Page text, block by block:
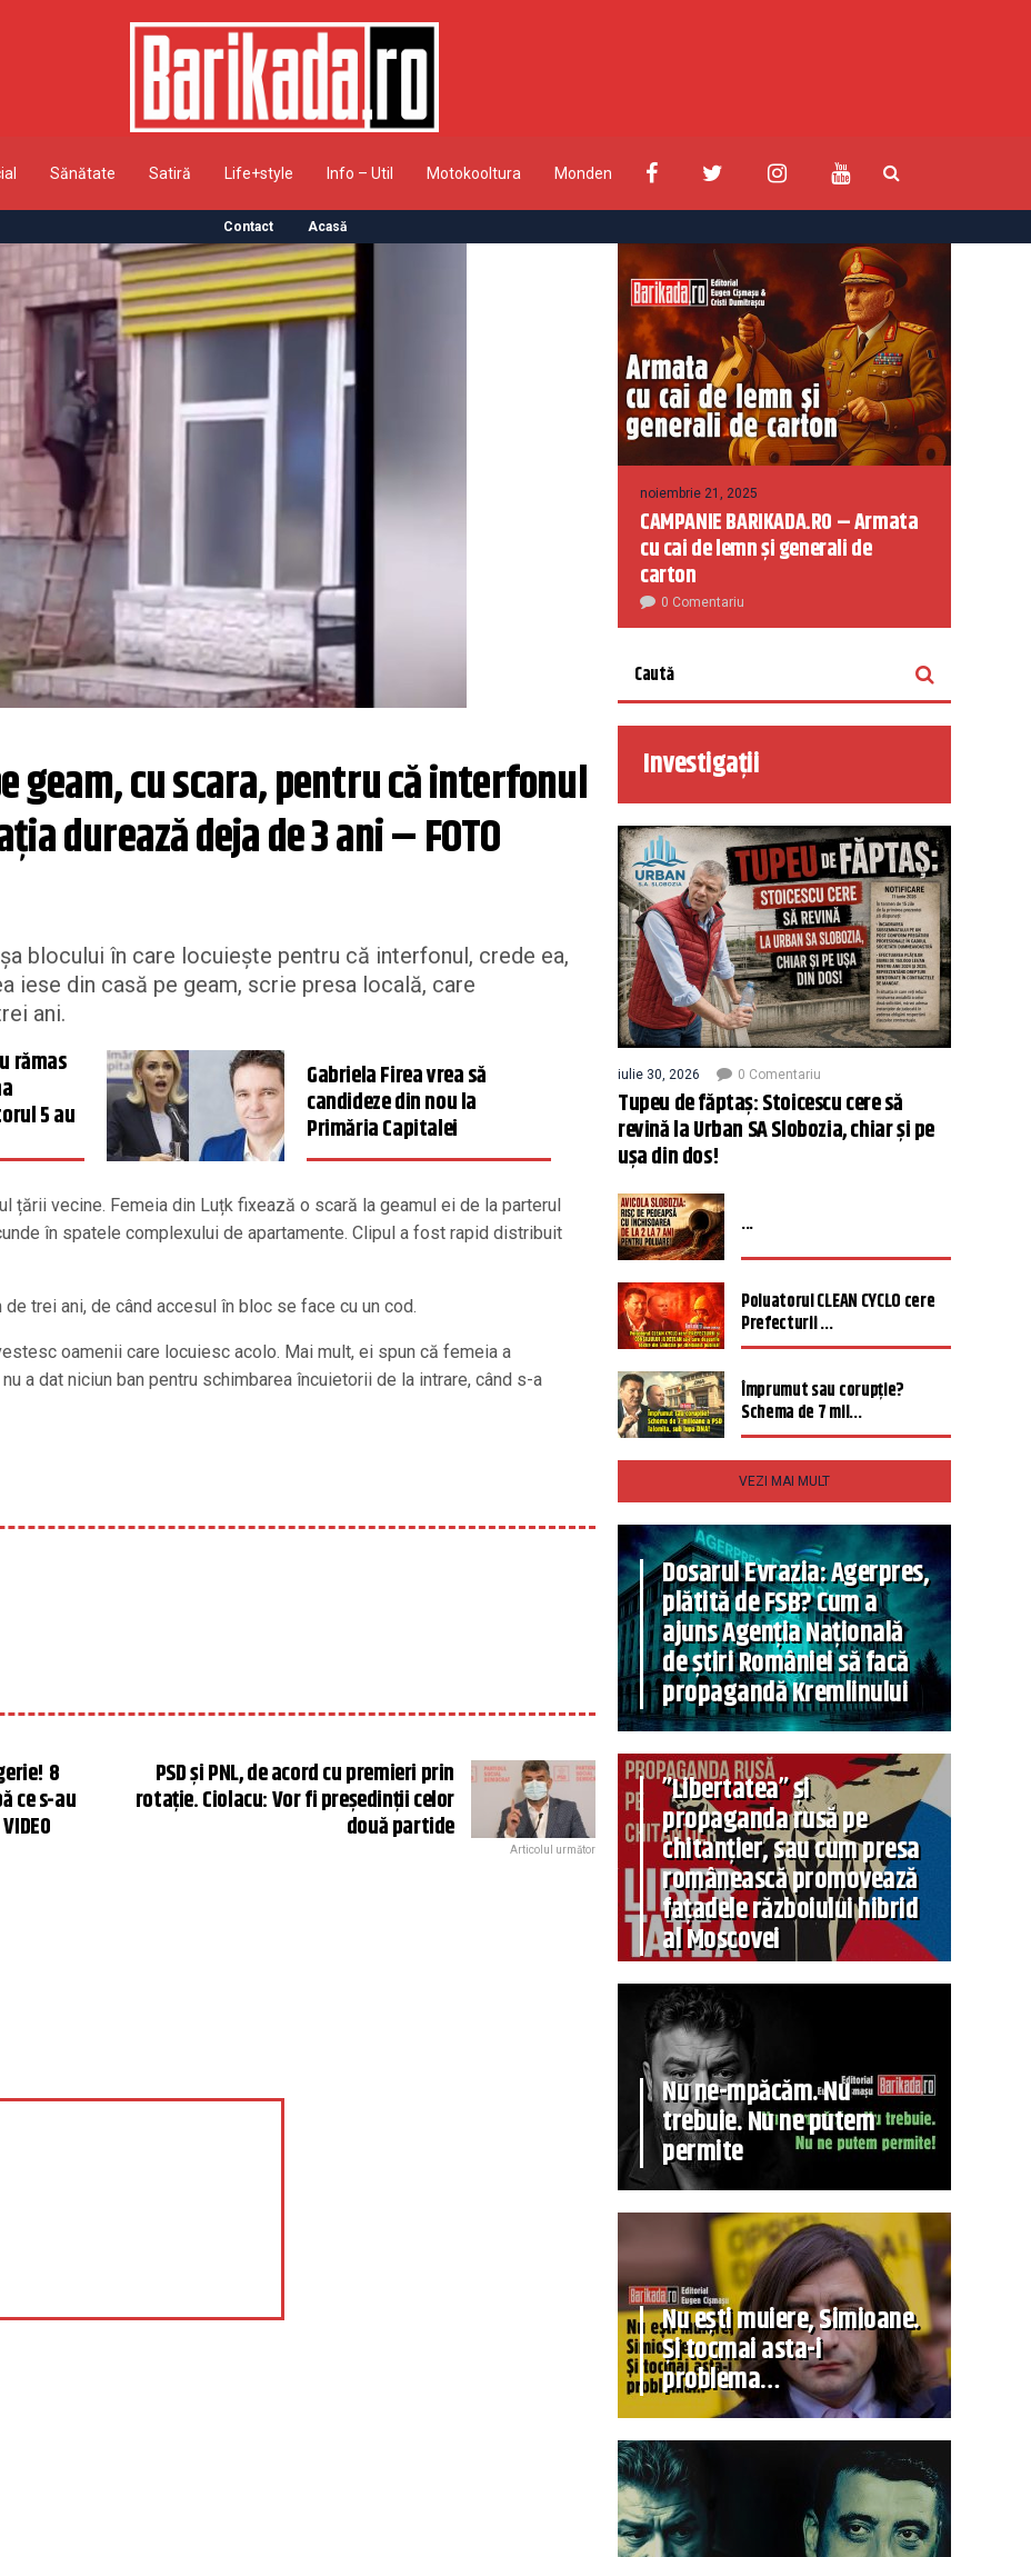
Sănătate Satiră Life+style Info – Util Motokooltura Monden
Contact Acasă
geam, cu scara, pentru că interfonul
durează deja de 3 ani – FOTO
blocului în care locuiește pentru că interfonul, crede ea,
iese din casă pe geam, scrie presa locală, care
ani.
rămas
5 au
Gabriela Firea vrea să
candideze din nou la
Primăria Capitalei
țării vecine. Femeia din Luțk fixează o scară la geamul ei de la parterul
în spatele complexului de apartamente. Clipul a fost rapid distribuit
trei ani, de când accesul în bloc se face cu un cod.
oamenii care locuiesc acolo. Mai mult, ei spun că femeia a
a dat niciun ban pentru schimbarea încuietorii de la intrare, când s-a
8
ce s-au
PSD și PNL, de acord cu premieri prin
rotație. Ciolacu: Vor fi președinții celor
două partide
Articolul următor
noiembrie 21, 2025
CAMPANIE BARIKADA.RO – Armata
cu cai de lemn și generali de
carton
0 Comentariu
Investigații
iulie 30, 2026 0 Comentariu
Tupeu de făptaș: Stoicescu cere să
revină la Urban SA Slobozia, chiar și pe
ușa din dos!
...
Poluatorul CLEAN CYCLO cere
Prefecturii ...
Împrumut sau corupție?
Schema de 7 mil...
VEZI MAI MULT
Dosarul Evrazia: Agerpres,
plătită de FSB? Cum a
ajuns Agenția Națională
de știri României să facă
propagandă Kremlinului
”Libertatea” și
propaganda rusă pe
chitanțier, sau cum presa
românească promovează
fațadele războiului hibrid
al Moscovei
Nu ne-mpăcăm. Nu
trebuie. Nu ne putem
permite
Nu ești muiere, Simioane.
Și tocmai asta-i
problema…